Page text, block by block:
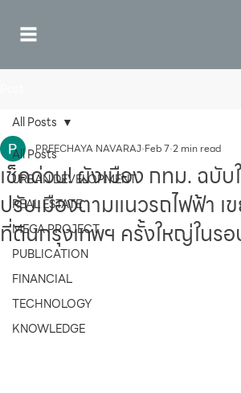
All Posts
URBAN DEVELOPMENT
REAL ESTATE
MEGA PROJECT
PUBLICATION
FINANCIAL
TECHNOLOGY
KNOWLEDGE
All Posts
เช็คด่วน! ผังเมือง กทม. ฉบั
ปรับเมืองตามแนวรถไฟฟ้า เ
ที่ดินกรุงเทพฯ ครั้งใหญ่ในร
PREECHAYA NAVARAJ Feb 7 2 min read